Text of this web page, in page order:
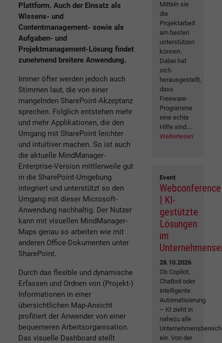
Plattform. Auch der Einsatz als
Wissens- und
Contentmanagement- sowie als
Aufgaben- und
Projektmanagement-Lösung findet
zunehmend breitere Anwendung.
Immer öfter werden jedoch auch
Stimmen laut, die von einer
mangelnden SharePoint-Akzeptanz
sprechen. Folglich entstehen mehr
und mehr Applikationen, die den
Umgang mit SharePoint leichter
und intuitiver machen. So ist auch
die aktuelle MindManager-
Enterprise-Version mittlerweile gut
in die SharePoint-Umgebung
integriert und unterstützt so den
Umgang mit dieser Microsoft-
Anwendung nachhaltig. Der Nutzer
kann mit visuellen MindManager-
Maps genau so arbeiten wie mit
anderen Office-Dokumenten unter
SharePoint.
Durch das flexible und dynamische
Erfassen und Ordnen von (Projekt-)
Informationen in einer
übersichtlichen Map-Ansicht
profitiert der Anwender von einer
bequemeren Arbeitsorganisation.
Das visuelle Dashboard stellt
Mitteln sie
die
Projektarbeit
am besten
unterstützen
können.
Dabei hat
sich
herausgestellt,
dass
Freeware-
Programme
eine echte
Hilfe sind....
Weiterlesen
Event
Webconference
| KI-
gestützte
Lösungen
im
28.10.2026
Ob Copilot,
Chatbot oder
intelligente
Automatisierung
– KI zieht in
nahezu alle
ein. Von der